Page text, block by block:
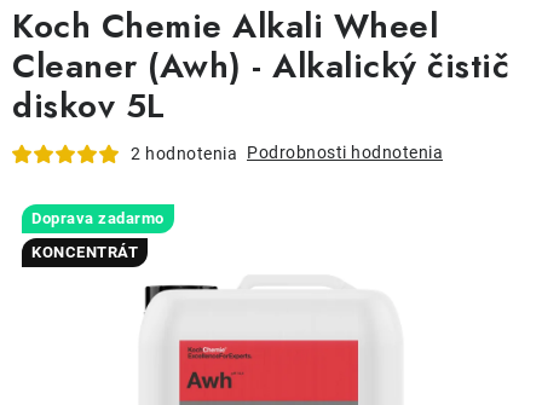
INTERIÉR
PRÍSLUŠENSTVO
VÔNE DO AUTA
VÝHODNÉ SADY
NOVINKY V SORTIMENTE
DARČEKOVÉ POUKAZY
Koch Chemie Alkali Wheel
Cleaner (Awh) - Alkalický čistič
diskov 5L
2 hodnotenia Podrobnosti hodnotenia
Doprava zadarmo
KONCENTRÁT